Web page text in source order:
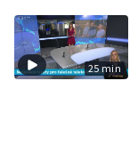
25 min